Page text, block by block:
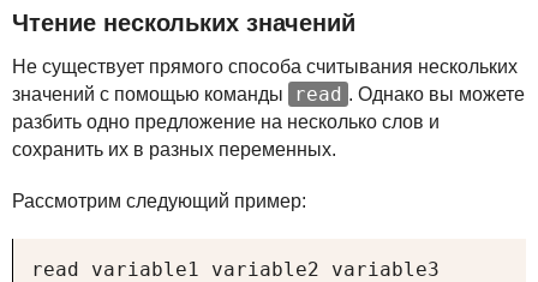
Чтение нескольких значений
Не существует прямого способа считывания нескольких
значений с помощью команды
read . Однако вы можете
разбить одно предложение на несколько слов и
сохранить их в разных переменных.
Рассмотрим следующий пример:
read variable1 variable2 variable3